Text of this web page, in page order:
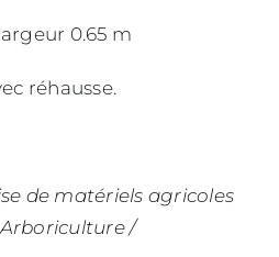
0.65 m
réhausse.
de matériels agricoles
/